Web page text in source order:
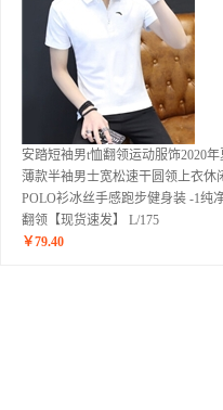
安踏短袖男t恤翻领运动服饰2020年
薄款半袖男士宽松速干圆领上衣休
POLO衫冰丝手感跑步健身装 -1纯净
翻领【现货速发】 L/175
￥79.40